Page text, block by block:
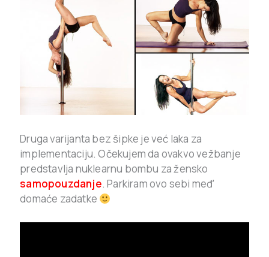
Druga varijanta bez šipke je već laka za
implementaciju. Očekujem da ovakvo vežbanje
predstavlja nuklearnu bombu za žensko
samopouzdanje. Parkiram ovo sebi međ’
domaće zadatke